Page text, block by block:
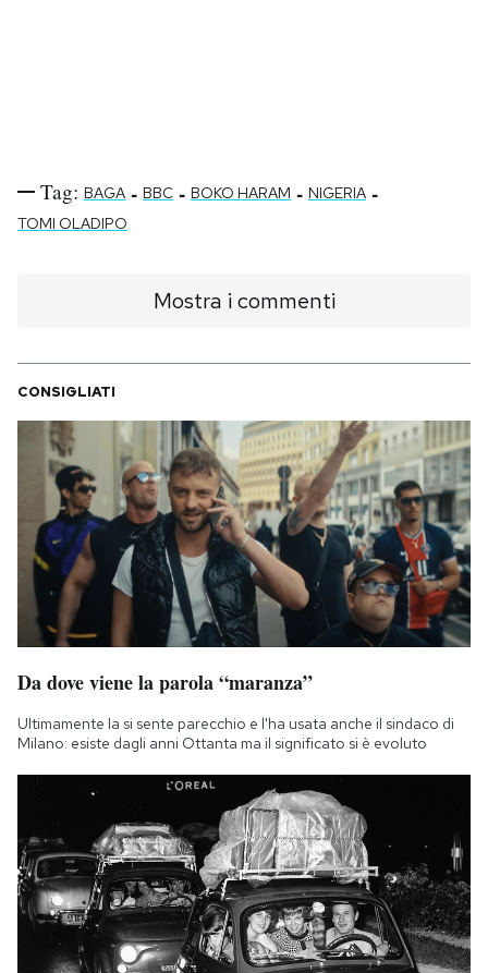
Tag: BAGA - BBC - BOKO HARAM - NIGERIA -
TOMI OLADIPO
Mostra i commenti
CONSIGLIATI
Da dove viene la parola “maranza”
Ultimamente la si sente parecchio e l'ha usata anche il sindaco di
Milano: esiste dagli anni Ottanta ma il significato si è evoluto